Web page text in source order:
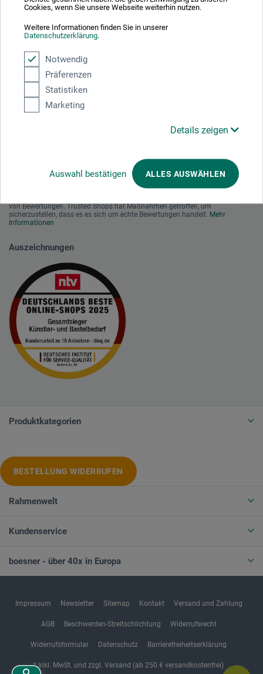
Cookies, wenn Sie unsere Webseite weiterhin nutzen.
Weitere Informationen finden Sie in unserer
Datenschutzerklärung.
Notwendig
Präferenzen
Statistiken
Marketing
Details zeigen
Auswahl bestätigen ALLES AUSWÄHLEN
Zahlungsarten im Onlineshop
Das sagen unsere Kunden
von Bewertungen. Trusted Shops hat Maßnahmen getroffen, um
sicherzustellen, dass es es sich um echte Bewertungen handelt. Mehr
Informationen
Auszeichnungen
Produktkategorien
BESTELLUNG WIDERRUFEN
Rahmenwelt
Kundenservice
boesner - über 40x in Europa
Impressum Newsletter Sitemap Kontakt Versand und Zahlung
AGB Beschwerden-Streitschlichtung Widerrufsrecht
Widerrufsformular Datenschutz Barrierefreiheitserklärung
* Inkl. MwSt. und zzgl. Versand (ab 250 € versandkostenfrei)